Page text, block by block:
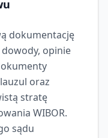
dokumentację
dowody, opinie
oraz
stratę
WIBOR.
sądu